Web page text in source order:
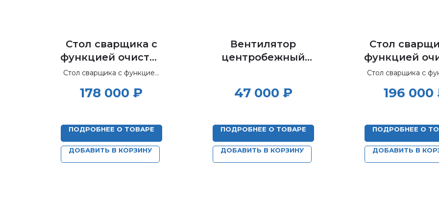
Стол сварщика с
функцией очистки
воздуха.
фильтр. Отбор
жалюзи в экране
Стол сварщика с функцией
Регенерируемый фильтр.
178 000 ₽
ПОДРОБНЕЕ О ТОВАРЕ
ДОБАВИТЬ В КОРЗИНУ
Вентилятор
центробежный
47 000 ₽
ПОДРОБНЕЕ О ТОВАРЕ
ДОБАВИТЬ В КОРЗИНУ
Стол
функцией
воздуха.
фильтр.
СС-РН
Стол сварщика с
Регенерируемый
196 000
ПОДРОБНЕЕ О
ДОБАВИТЬ В